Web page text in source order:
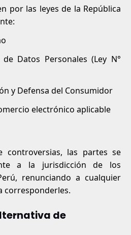
por las leyes de la República
Datos Personales (Ley N°
y Defensa del Consumidor
electrónico aplicable
controversias, las partes se
a la jurisdicción de los
renunciando a cualquier
corresponderles.
de